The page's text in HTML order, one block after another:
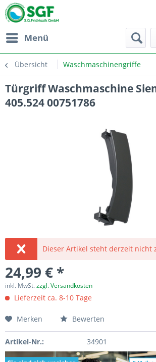
Menü
Übersicht Waschmaschinengriffe
Türgriff Waschmaschine
405.524 00751786
Dieser Artikel steht derzeit nicht
24,99 € *
inkl. MwSt.zzgl. Versandkosten
Lieferzeit ca. 8-10 Tage
Merken Bewerten
Artikel-Nr.: 34901